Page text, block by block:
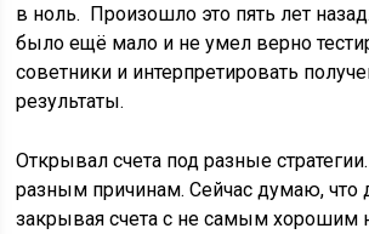
в ноль. Произошло это пять лет
было ещё мало и не умел верно
советники и интерпретировать
результаты.
Открывал счета под разные
разным причинам. Сейчас думаю, что
закрывая счета с не самым хорошим